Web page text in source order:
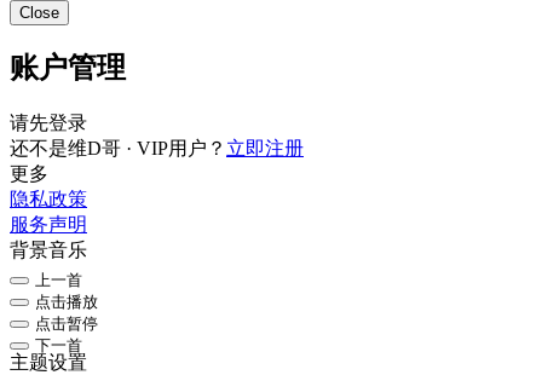
Close
账户管理
请先登录
还不是维D哥 · VIP用户？ 立即注册
更多
隐私政策
服务声明
背景音乐
上一首
点击播放
点击暂停
下一首
主题设置